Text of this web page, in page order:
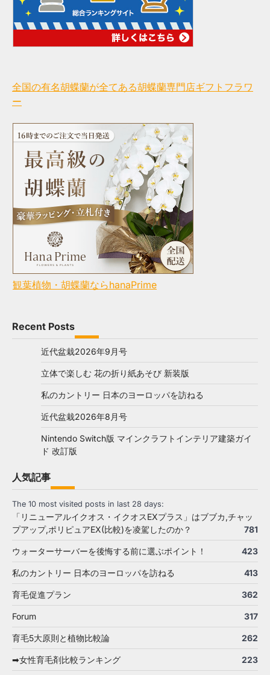
全国の有名胡蝶蘭が全てある胡蝶蘭専門店ギフトフラワ
ー
観葉植物・胡蝶蘭ならhanaPrime
Recent Posts
近代盆栽2026年9月号
立体で楽しむ 花の折り紙あそび 新装版
私のカントリー 日本のヨーロッパを訪ねる
近代盆栽2026年8月号
Nintendo Switch版 マインクラフトインテリア建築ガイ
ド 改訂版
人気記事
The 10 most visited posts in last 28 days:
「リニューアルイクオス・イクオスEXプラス」はブブカ,チャッ
プアップ,ポリピュアEX(比較)を凌駕したのか？
781
ウォーターサーバーを後悔する前に選ぶポイント！ 423
私のカントリー 日本のヨーロッパを訪ねる 413
育毛促進プラン 362
Forum 317
育毛5大原則と植物比較論 262
➡女性育毛剤比較ランキング 223